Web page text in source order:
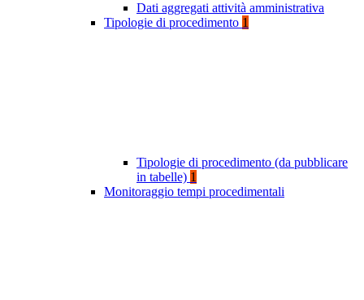
Dati aggregati attività amministrativa
Tipologie di procedimento 1
Tipologie di procedimento (da pubblicare
in tabelle) 1
Monitoraggio tempi procedimentali